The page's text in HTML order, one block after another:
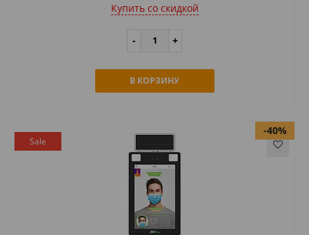
Купить cо скидкой
В КОРЗИНУ
Sale
-40%